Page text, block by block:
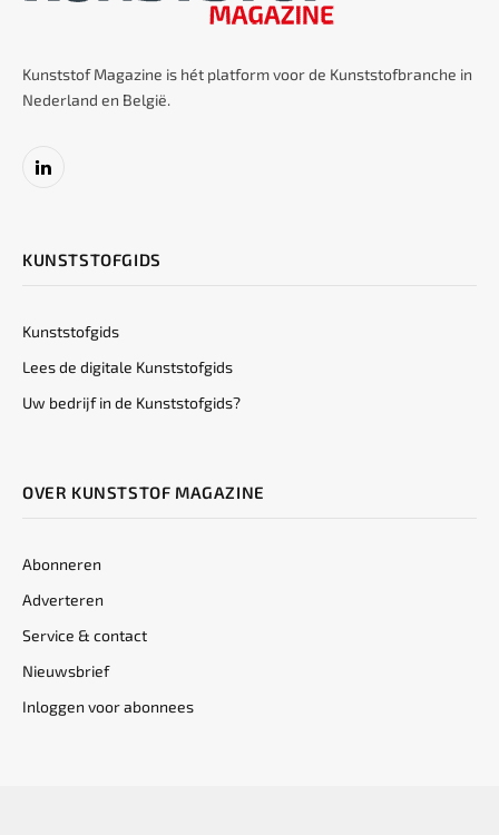
Kunststof Magazine is hét platform voor de Kunststofbranche in
Nederland en België.
LinkedIn
KUNSTSTOFGIDS
Kunststofgids
Lees de digitale Kunststofgids
Uw bedrijf in de Kunststofgids?
OVER KUNSTSTOF MAGAZINE
Abonneren
Adverteren
Service & contact
Nieuwsbrief
Inloggen voor abonnees